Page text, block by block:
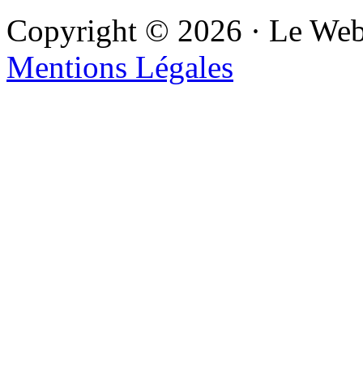
Copyright © 2026 · Le
Mentions Légales